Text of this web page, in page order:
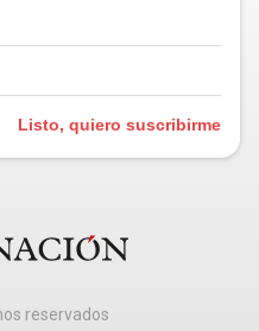
Listo, quiero suscribirme
reservados